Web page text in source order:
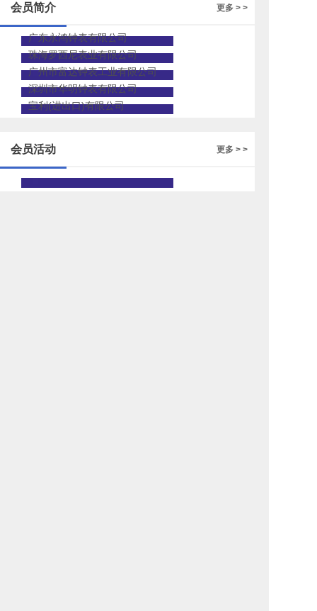
更多 > >
会员简介
广东永鸿钟表有限公司
珠海罗西尼表业有限公司
广州市富达钟表工业有限公司
深圳市华明钟表有限公司
宝利(进出口)有限公司
更多 > >
会员活动